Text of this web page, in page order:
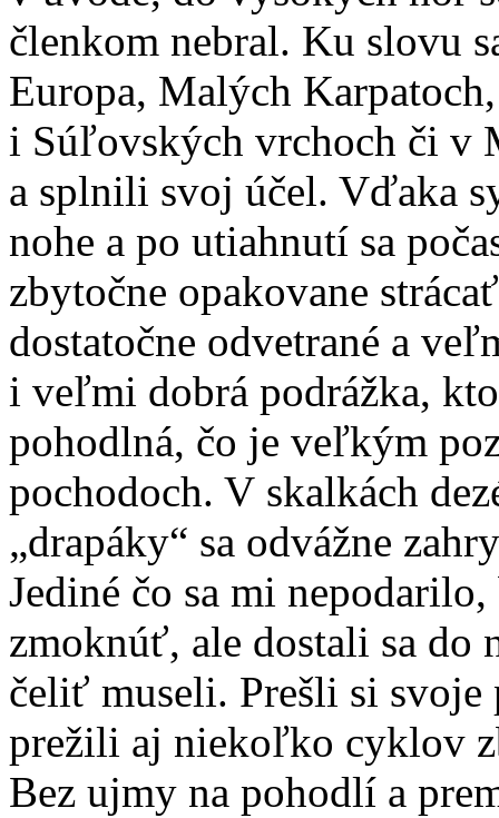
členkom nebral. Ku slovu
Europa, Malých
i Súľovských vrchoch či v
a splnili svoj účel. Vďaka
nohe a po utiahnutí sa
zbytočne opakovane
dostatočne odvetrané a
i veľmi dobrá podrážka,
pohodlná, čo je veľkým
pochodoch. V skalkách
„drapáky“ sa odvážne
Jediné čo sa mi
zmoknúť, ale dostali sa
čeliť museli. Prešli si svoje
prežili aj niekoľko cyklov
Bez ujmy na pohodlí a